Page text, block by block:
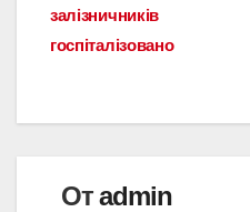
записям
залізничників
госпіталізовано
Отadmin